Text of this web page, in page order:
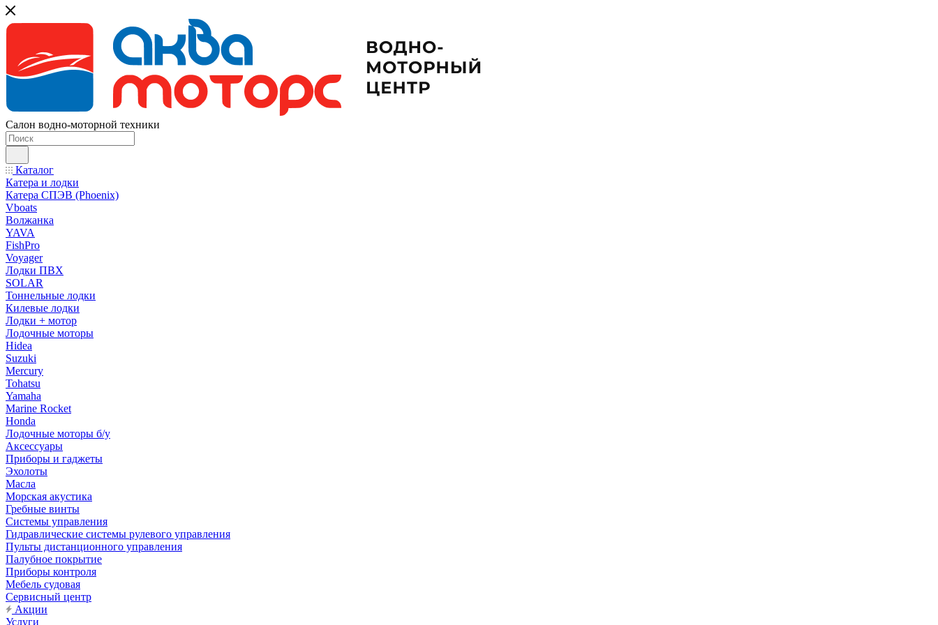
Салон водно-моторной техники
Каталог
Катера и лодки
Катера СПЭВ (Phoenix)
Vboats
Волжанка
YAVA
FishPro
Voyager
Лодки ПВХ
SOLAR
Тоннельные лодки
Килевые лодки
Лодки + мотор
Лодочные моторы
Hidea
Suzuki
Mercury
Tohatsu
Yamaha
Marine Rocket
Honda
Лодочные моторы б/у
Аксессуары
Приборы и гаджеты
Эхолоты
Масла
Морская акустика
Гребные винты
Системы управления
Гидравлические системы рулевого управления
Пульты дистанционного управления
Палубное покрытие
Приборы контроля
Мебель судовая
Сервисный центр
Акции
Услуги